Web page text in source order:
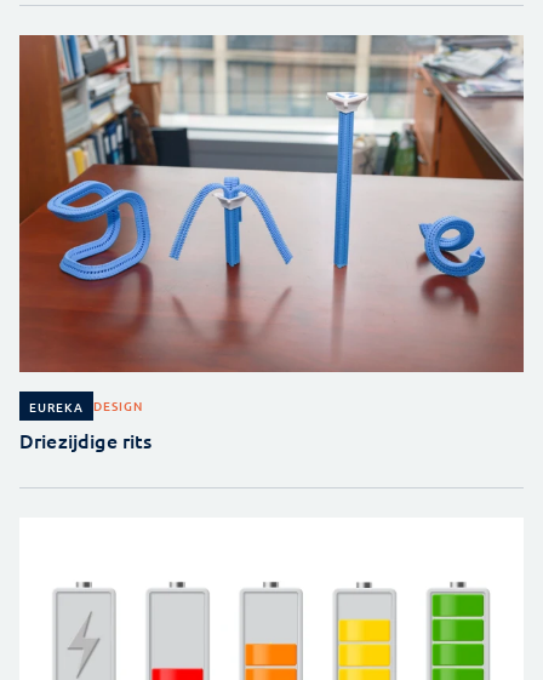
EUREKA DESIGN
Driezijdige rits